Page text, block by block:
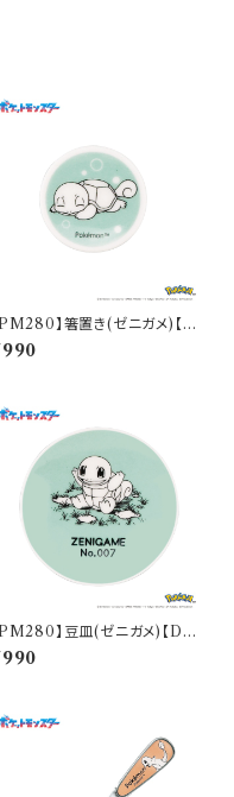
PM280】箸置き(ゼニガメ)【D
Sketch】PM283-402
PM280】豆皿(ゼニガメ)【Dail
】PM283-333